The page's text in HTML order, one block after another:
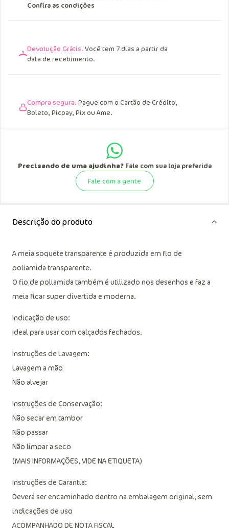
Confira as condições
Devolução Grátis. Você tem 7 dias a partir da
data de recebimento.
Compra segura. Pague com o Cartão de Crédito,
Boleto, Picpay, Pix ou Ame.
Precisando de uma ajudinha?Fale com sua loja preferida
Fale com a gente
Descrição do produto
A meia soquete transparente é produzida em fio de
poliamida transparente.
O fio de poliamida também é utilizado nos desenhos e faz a
meia ficar super divertida e moderna.
Indicação de uso:
Ideal para usar com calçados fechados.
Instruções de Lavagem:
Lavagem a mão
Não alvejar
Instruções de Conservação:
Não secar em tambor
Não passar
Não limpar a seco
(MAIS INFORMAÇÕES, VIDE NA ETIQUETA)
Instruções de Garantia:
Deverá ser encaminhado dentro na embalagem original, sem
indicações de uso
ACOMPANHADO DE NOTA FISCAL